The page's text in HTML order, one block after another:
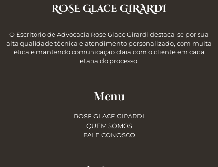
ROSE Glace GIRARDI
O Escritório de Advocacia Rose Glace Girardi destaca-se por sua
alta qualidade técnica e atendimento personalizado, com muita
ética e mantendo comunicação clara com o cliente em cada
etapa do processo.
Menu
ROSE GLACE GIRARDI
QUEM SOMOS
FALE CONOSCO